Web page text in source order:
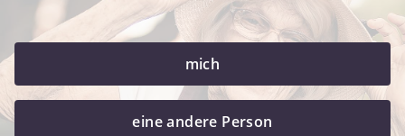
mich
eine andere Person